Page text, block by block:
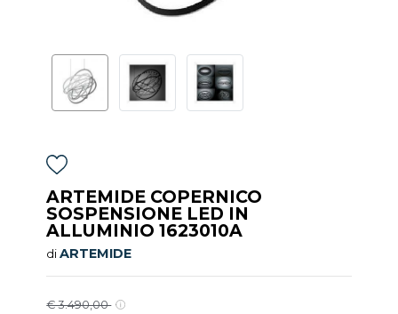
ARTEMIDE COPERNICO
SOSPENSIONE LED IN
ALLUMINIO 1623010A
diARTEMIDE
€ 3.490,00